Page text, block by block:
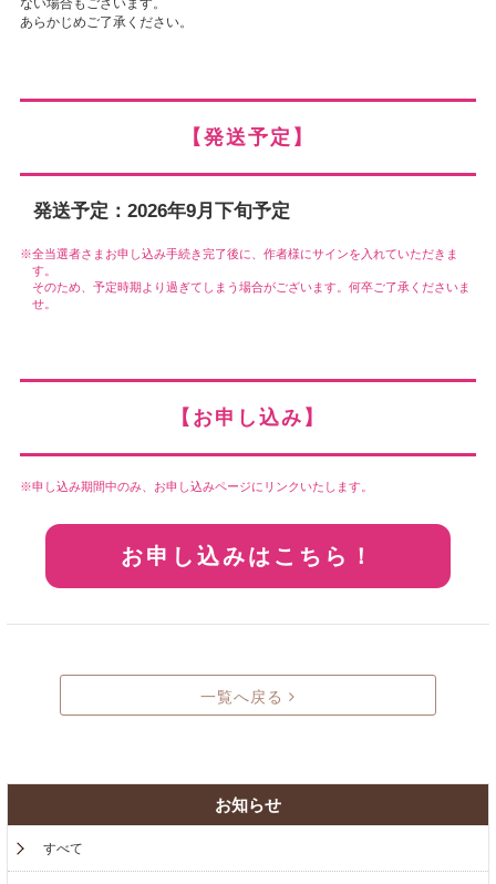
あらかじめご了承ください。
【発送予定】
発送予定：2026年9月下旬予定
全当選者さまお申し込み手続き完了後に、作者様にサインを入れていただきま
す。
そのため、予定時期より過ぎてしまう場合がございます。何卒ご了承くださいま
せ。
【お申し込み】
申し込み期間中のみ、お申し込みページにリンクいたします。
お申し込みはこちら！
一覧へ戻る
お知らせ
すべて